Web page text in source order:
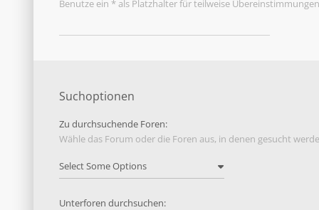
Benutze ein * als Platzhalter für teilweise
Suchoptionen
Zu durchsuchende Foren:
Wähle das Forum oder die Foren aus, in denen gesucht
Unterforen durchsuchen: